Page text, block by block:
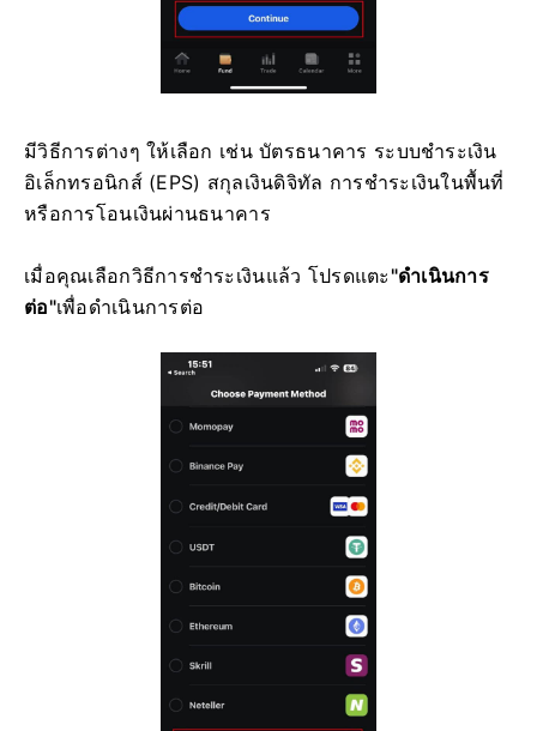
มีวิธีการต่างๆ ให้เลือก เช่น บัตรธนาคาร ระบบชำระเงิน
อิเล็กทรอนิกส์ (EPS) สกุลเงินดิจิทัล การชำระเงินในพื้นที่
หรือการโอนเงินผ่านธนาคาร
เมื่อคุณเลือกวิธีการชำระเงินแล้ว โปรดแตะ "ดำเนินการ
ต่อ"เพื่อดำเนินการต่อ